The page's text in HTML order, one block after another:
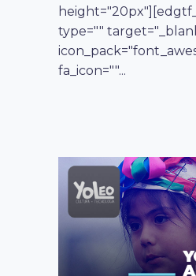
type=""
fa_icon=""...